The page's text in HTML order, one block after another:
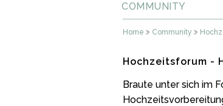
COMMUNITY
Home Community
Hochzeitsforum -
Braute unter sich im